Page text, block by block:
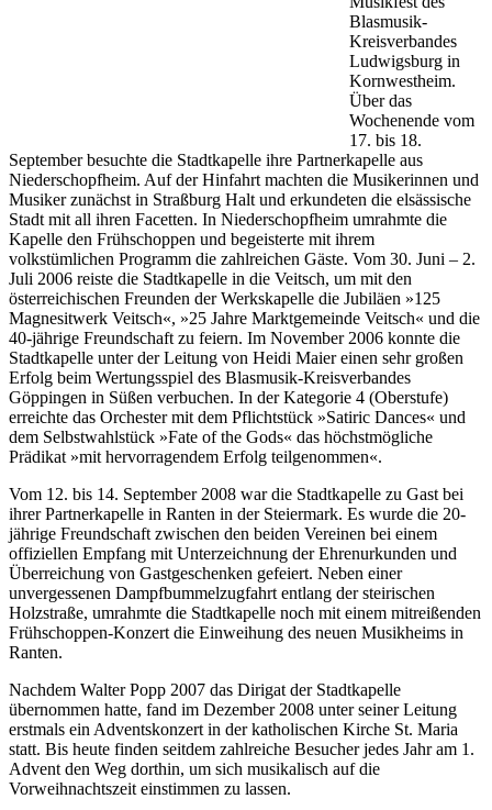
Blasmusik-
Kreisverbandes
Ludwigsburg in
Kornwestheim.
Über das
Wochenende vom
17. bis 18.
September besuchte die Stadtkapelle ihre Partnerkapelle aus
Niederschopfheim. Auf der Hinfahrt machten die Musikerinnen und
Musiker zunächst in Straßburg Halt und erkundeten die elsässische
Stadt mit all ihren Facetten. In Niederschopfheim umrahmte die
Kapelle den Frühschoppen und begeisterte mit ihrem
volkstümlichen Programm die zahlreichen Gäste. Vom 30. Juni – 2.
Juli 2006 reiste die Stadtkapelle in die Veitsch, um mit den
österreichischen Freunden der Werkskapelle die Jubiläen »125
Magnesitwerk Veitsch«, »25 Jahre Marktgemeinde Veitsch« und die
40-jährige Freundschaft zu feiern. Im November 2006 konnte die
Stadtkapelle unter der Leitung von Heidi Maier einen sehr großen
Erfolg beim Wertungsspiel des Blasmusik-Kreisverbandes
Göppingen in Süßen verbuchen. In der Kategorie 4 (Oberstufe)
erreichte das Orchester mit dem Pflichtstück »Satiric Dances« und
dem Selbstwahlstück »Fate of the Gods« das höchstmögliche
Prädikat »mit hervorragendem Erfolg teilgenommen«.
Vom 12. bis 14. September 2008 war die Stadtkapelle zu Gast bei
ihrer Partnerkapelle in Ranten in der Steiermark. Es wurde die 20-
jährige Freundschaft zwischen den beiden Vereinen bei einem
offiziellen Empfang mit Unterzeichnung der Ehrenurkunden und
Überreichung von Gastgeschenken gefeiert. Neben einer
unvergessenen Dampfbummelzugfahrt entlang der steirischen
Holzstraße, umrahmte die Stadtkapelle noch mit einem mitreißenden
Frühschoppen-Konzert die Einweihung des neuen Musikheims in
Ranten.
Nachdem Walter Popp 2007 das Dirigat der Stadtkapelle
übernommen hatte, fand im Dezember 2008 unter seiner Leitung
erstmals ein Adventskonzert in der katholischen Kirche St. Maria
statt. Bis heute finden seitdem zahlreiche Besucher jedes Jahr am 1.
Advent den Weg dorthin, um sich musikalisch auf die
Vorweihnachtszeit einstimmen zu lassen.